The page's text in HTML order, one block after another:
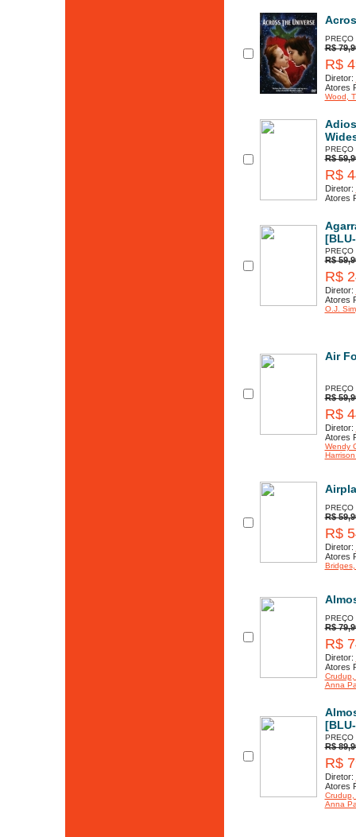
PREÇO
R$
R$
Diretor:
Atores
Wood ,
PREÇO
R$
R$
Diretor:
Atores
PREÇO
R$
R$
Diretor:
Atores
O.J.
Air
PREÇO
R$
R$
Diretor:
Atores
Wendy
PREÇO
R$
R$
Diretor:
Atores
Bridges,
PREÇO
R$
R$
Diretor:
Atores
Crudup,
Anna
PREÇO
R$
R$
Diretor:
Atores
Crudup,
Anna